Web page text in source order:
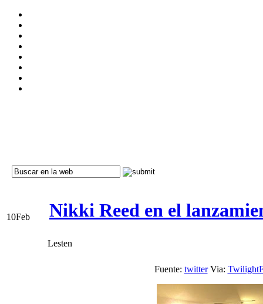
10Feb Nikki Reed en el
Lesten
Fuente: twitterVia: